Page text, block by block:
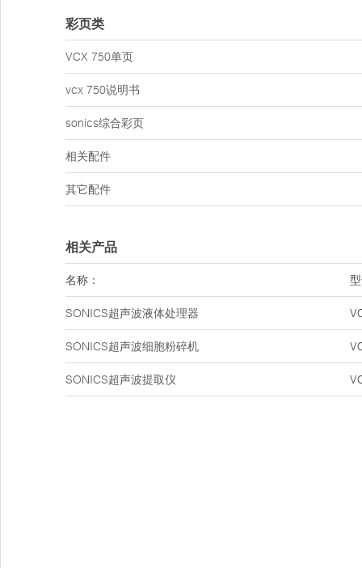
彩页类
VCX 750单页
vcx 750说明书
sonics综合彩页
相关配件
其它配件
相关产品
名称：
SONICS超声波液体处理器
SONICS超声波细胞粉碎机
SONICS超声波提取仪